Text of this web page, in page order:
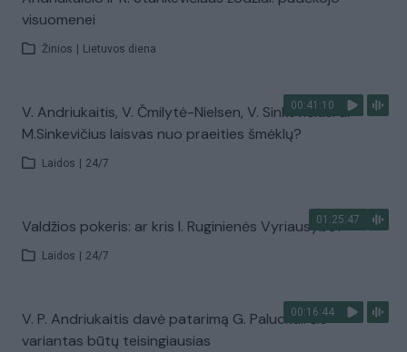
visuomenei
Žinios Lietuvos diena
00:41:10
V. Andriukaitis, V. Čmilytė-Nielsen, V. Sinkevičius: ar
M.Sinkevičius laisvas nuo praeities šmėklų?
Laidos 24/7
01:25:47
Valdžios pokeris: ar kris I. Ruginienės Vyriausybė?
Laidos 24/7
00:16:44
V. P. Andriukaitis davė patarimą G. Paluckui: šis
variantas būtų teisingiausias